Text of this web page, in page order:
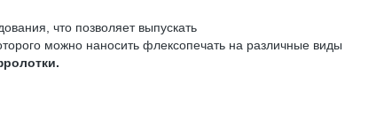
что позволяет выпускать
можно наносить флексопечать на различные виды